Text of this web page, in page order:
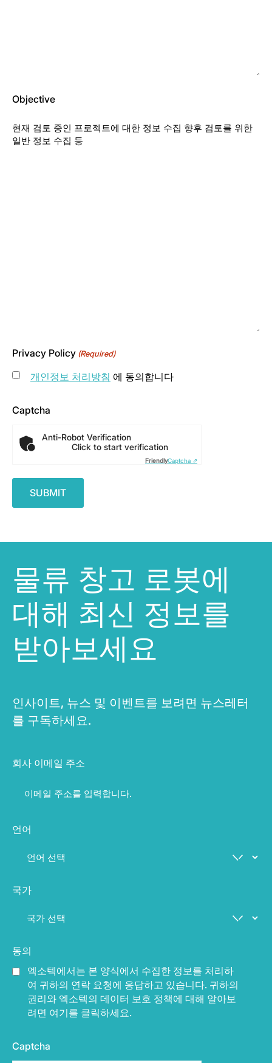
Objective
현재 검토 중인 프로젝트에 대한 정보 수집 향후 검토를 위한
일반 정보 수집 등
Privacy Policy (Required)
개인정보 처리방침 에 동의합니다
Captcha
Anti-Robot Verification
Click to start verification
FriendlyCaptcha ⇗
물류 창고 로봇에
대해 최신 정보를
받아보세요
인사이트, 뉴스 및 이벤트를 보려면 뉴스레터
를 구독하세요.
회사 이메일 주소
언어
국가
동의
엑소텍에서는 본 양식에서 수집한 정보를 처리하
여 귀하의 연락 요청에 응답하고 있습니다. 귀하의
권리와 엑소텍의 데이터 보호 정책에 대해 알아보
려면 여기를 클릭하세요.
Captcha